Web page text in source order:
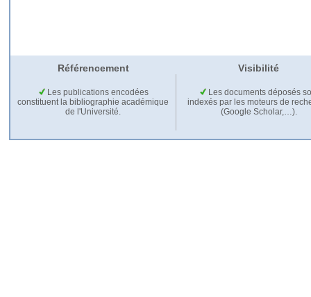
Référencement Visibilité
Les publications encodées
constituent la bibliographie académique
de l'Université.
Les documents déposés
indexés par les moteurs de
(Google Scholar,…).